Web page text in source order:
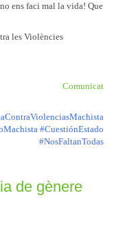
ens faci mal la vida! Que
les Violències
Comunicat
#CuestiónEstado
#NosFaltanTodas
de gènere